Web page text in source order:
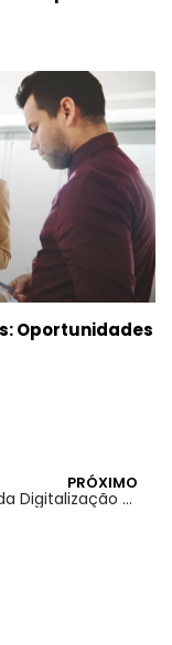
Oportunidades
PRÓXIMO
Impacto da Digitalização nos Serviços Gráficos Tradicionais